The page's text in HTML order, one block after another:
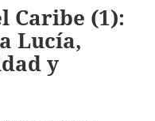
Caribe (1):
Lucía,
y